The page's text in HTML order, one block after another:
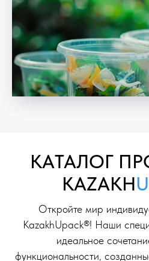
KAТАЛОГ
KAZAKH
Откройте мир
KazakhUpack®! Наши
идеальное
функциональности,